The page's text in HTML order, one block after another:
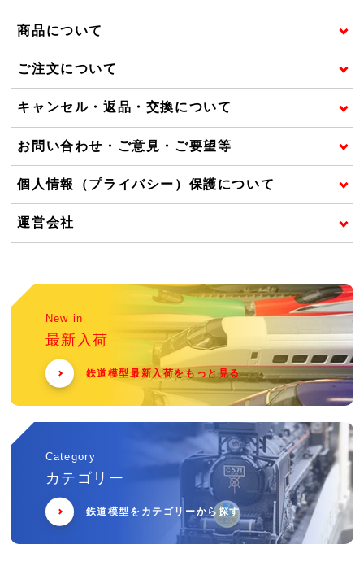
商品について
ご注文について
キャンセル・返品・交換について
お問い合わせ・ご意見・ご要望等
個人情報（プライバシー）保護について
運営会社
New in
最新入荷
鉄道模型最新入荷をもっと見る
Category
カテゴリー
鉄道模型をカテゴリーから探す